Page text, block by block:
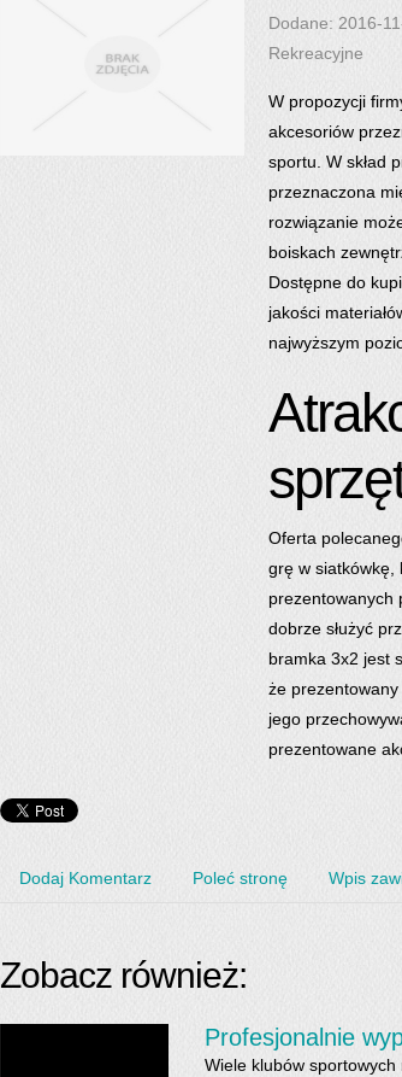
Dodane: 2016-
Rekreacyjne
W propozycji
akcesoriów
sportu. W skład
przeznaczona
rozwiązanie
boiskach
Dostępne do
jakości
najwyższym
Oferta
grę w siatkówkę,
prezentowanych
dobrze służyć
bramka 3x2 jest
że prezentowany
jego
prezentowane
Dodaj Komentarz Poleć stronę Wpis
Zobacz również:
Profesjonalnie
Wiele klubów sportowych